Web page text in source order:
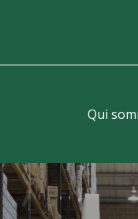
Qui